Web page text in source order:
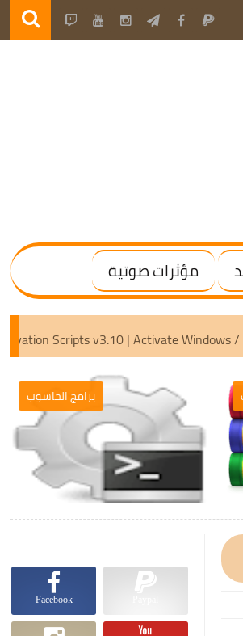
مؤثرات صوتية
Microsoft Activation Scripts v3.10 |
برامج الحاسوب
Facebook